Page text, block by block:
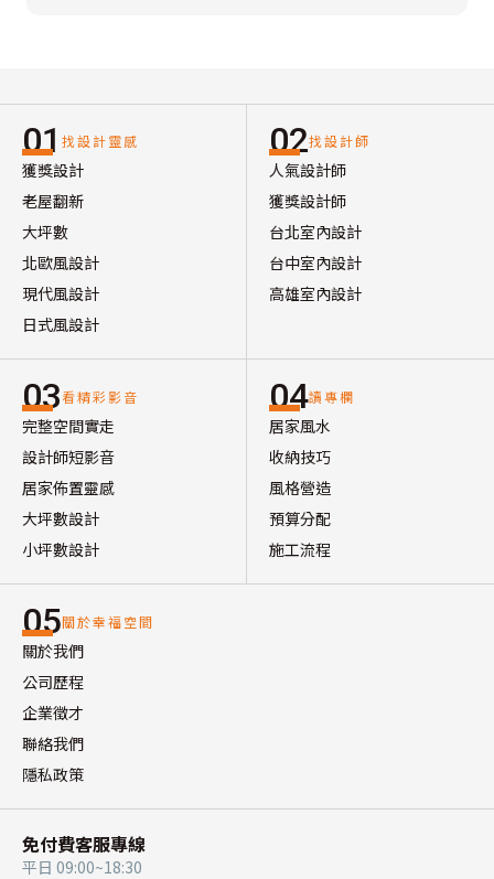
01 找設計靈感
獲獎設計
老屋翻新
大坪數
北歐風設計
現代風設計
日式風設計
02找設計師
人氣設計師
獲獎設計師
台北室內設計
台中室內設計
高雄室內設計
03看精彩影音
完整空間實走
設計師短影音
居家佈置靈感
大坪數設計
小坪數設計
04讀專欄
居家風水
收納技巧
風格營造
預算分配
施工流程
05關於幸福空間
關於我們
公司歷程
企業徵才
聯絡我們
隱私政策
免付費客服專線
平日 09:00~18:30